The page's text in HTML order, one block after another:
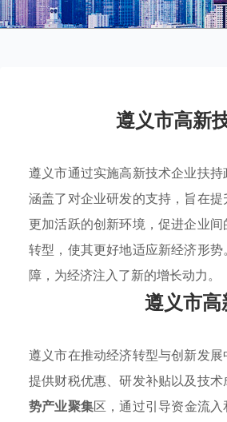
遵义市高新
遵义市通过实施高新技术企业扶
涵盖了对企业研发的支持，旨在
更加活跃的创新环境，促进企业
转型，使其更好地适应新经济形
障，为经济注入了新的增长动力。
遵义市
遵义市在推动经济转型与创新发
提供财税优惠、研发补贴以及技
势产业聚集区，通过引导资金流